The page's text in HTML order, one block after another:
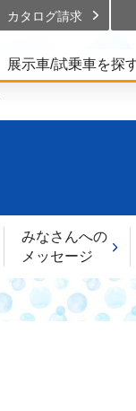
展示車/試乗車を探
カタログ請求
みなさんへの
メッセージ